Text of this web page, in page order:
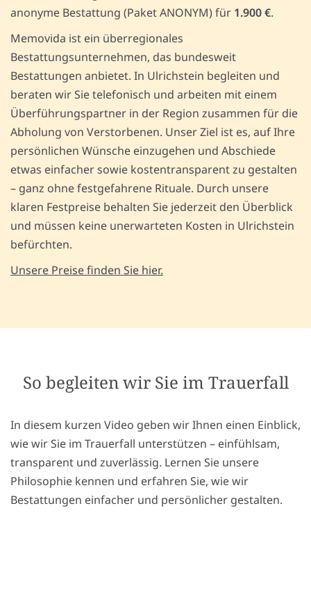
anonyme Bestattung (Paket ANONYM) für 1.900 €.
Memovida ist ein überregionales
Bestattungsunternehmen, das bundesweit
Bestattungen anbietet. In Ulrichstein begleiten und
beraten wir Sie telefonisch und arbeiten mit einem
Überführungspartner in der Region zusammen für die
Abholung von Verstorbenen. Unser Ziel ist es, auf Ihre
persönlichen Wünsche einzugehen und Abschiede
etwas einfacher sowie kostentransparent zu gestalten
– ganz ohne festgefahrene Rituale. Durch unsere
klaren Festpreise behalten Sie jederzeit den Überblick
und müssen keine unerwarteten Kosten in Ulrichstein
befürchten.
Unsere Preise finden Sie hier.
So begleiten wir Sie im Trauerfall
In diesem kurzen Video geben wir Ihnen einen Einblick,
wie wir Sie im Trauerfall unterstützen – einfühlsam,
transparent und zuverlässig. Lernen Sie unsere
Philosophie kennen und erfahren Sie, wie wir
Bestattungen einfacher und persönlicher gestalten.